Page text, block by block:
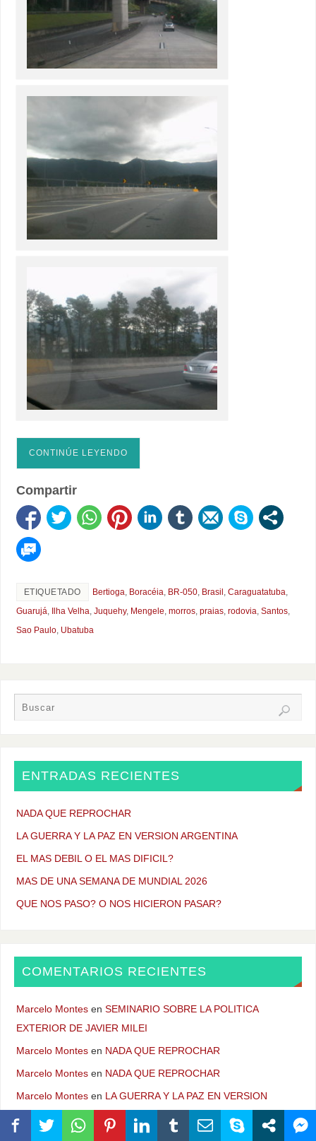
CONTINÚE LEYENDO
Compartir
ETIQUETADO Bertioga Boracéia BR-050, Brasil Caraguatatuba
Guarujá Ilha Velha Juquehy, Mengele morros, praias, rodovia Santos,
Sao Paulo, Ubatuba
ENTRADAS RECIENTES
NADA QUE REPROCHAR
LA GUERRA Y LA PAZ EN VERSION ARGENTINA
EL MAS DEBIL O EL MAS DIFICIL?
MAS DE UNA SEMANA DE MUNDIAL 2026
QUE NOS PASO? O NOS HICIERON PASAR?
COMENTARIOS RECIENTES
Marcelo Montesen SEMINARIO SOBRE LA POLITICA
EXTERIOR DE JAVIER MILEI
Marcelo Montesen NADA QUE REPROCHAR
Marcelo Montesen NADA QUE REPROCHAR
Marcelo Montesen LA GUERRA Y LA PAZ EN VERSION